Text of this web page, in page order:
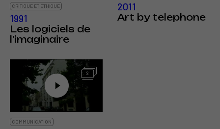
CRITIQUE ET ÉTHIQUE
1991
Les logiciels de
l'imaginaire
2011
Art by telephone
2
COMMUNICATION